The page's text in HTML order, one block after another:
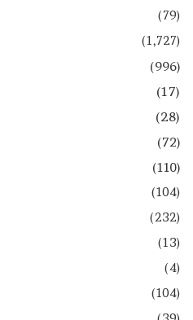
(79)
(1,727)
(996)
(17)
(28)
(72)
(110)
(104)
(232)
(13)
(4)
(104)